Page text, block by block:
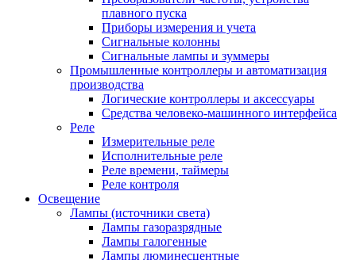
плавного пуска
Приборы измерения и учета
Сигнальные колонны
Сигнальные лампы и зуммеры
Промышленные контроллеры и автоматизация
производства
Логические контроллеры и аксессуары
Средства человеко-машинного интерфейса
Реле
Измерительные реле
Исполнительные реле
Реле времени, таймеры
Реле контроля
Освещение
Лампы (источники света)
Лампы газоразрядные
Лампы галогенные
Лампы люминесцентные